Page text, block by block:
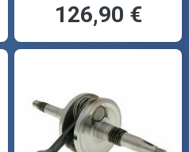
126,90 €